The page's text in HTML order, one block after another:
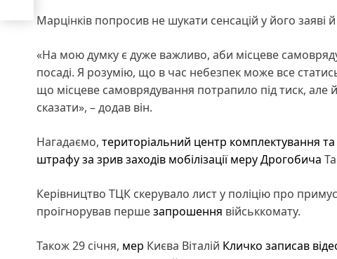
Марцінків попросив не шукати сенсацій у його
«На мою думку є дуже важливо, аби місцеве
посаді. Я розумію, що в час небезпек може все
що місцеве самоврядування потрапило під тиск,
сказати», – додав він.
Нагадаємо, територіальний центр комплектування
штрафу за зрив заходів мобілізації меру Дрогобича
Керівництво ТЦК скерувало лист у поліцію про
проігнорував першезапрошення військкомату.
Також 29 січня, мер Києва Віталій Кличко записав